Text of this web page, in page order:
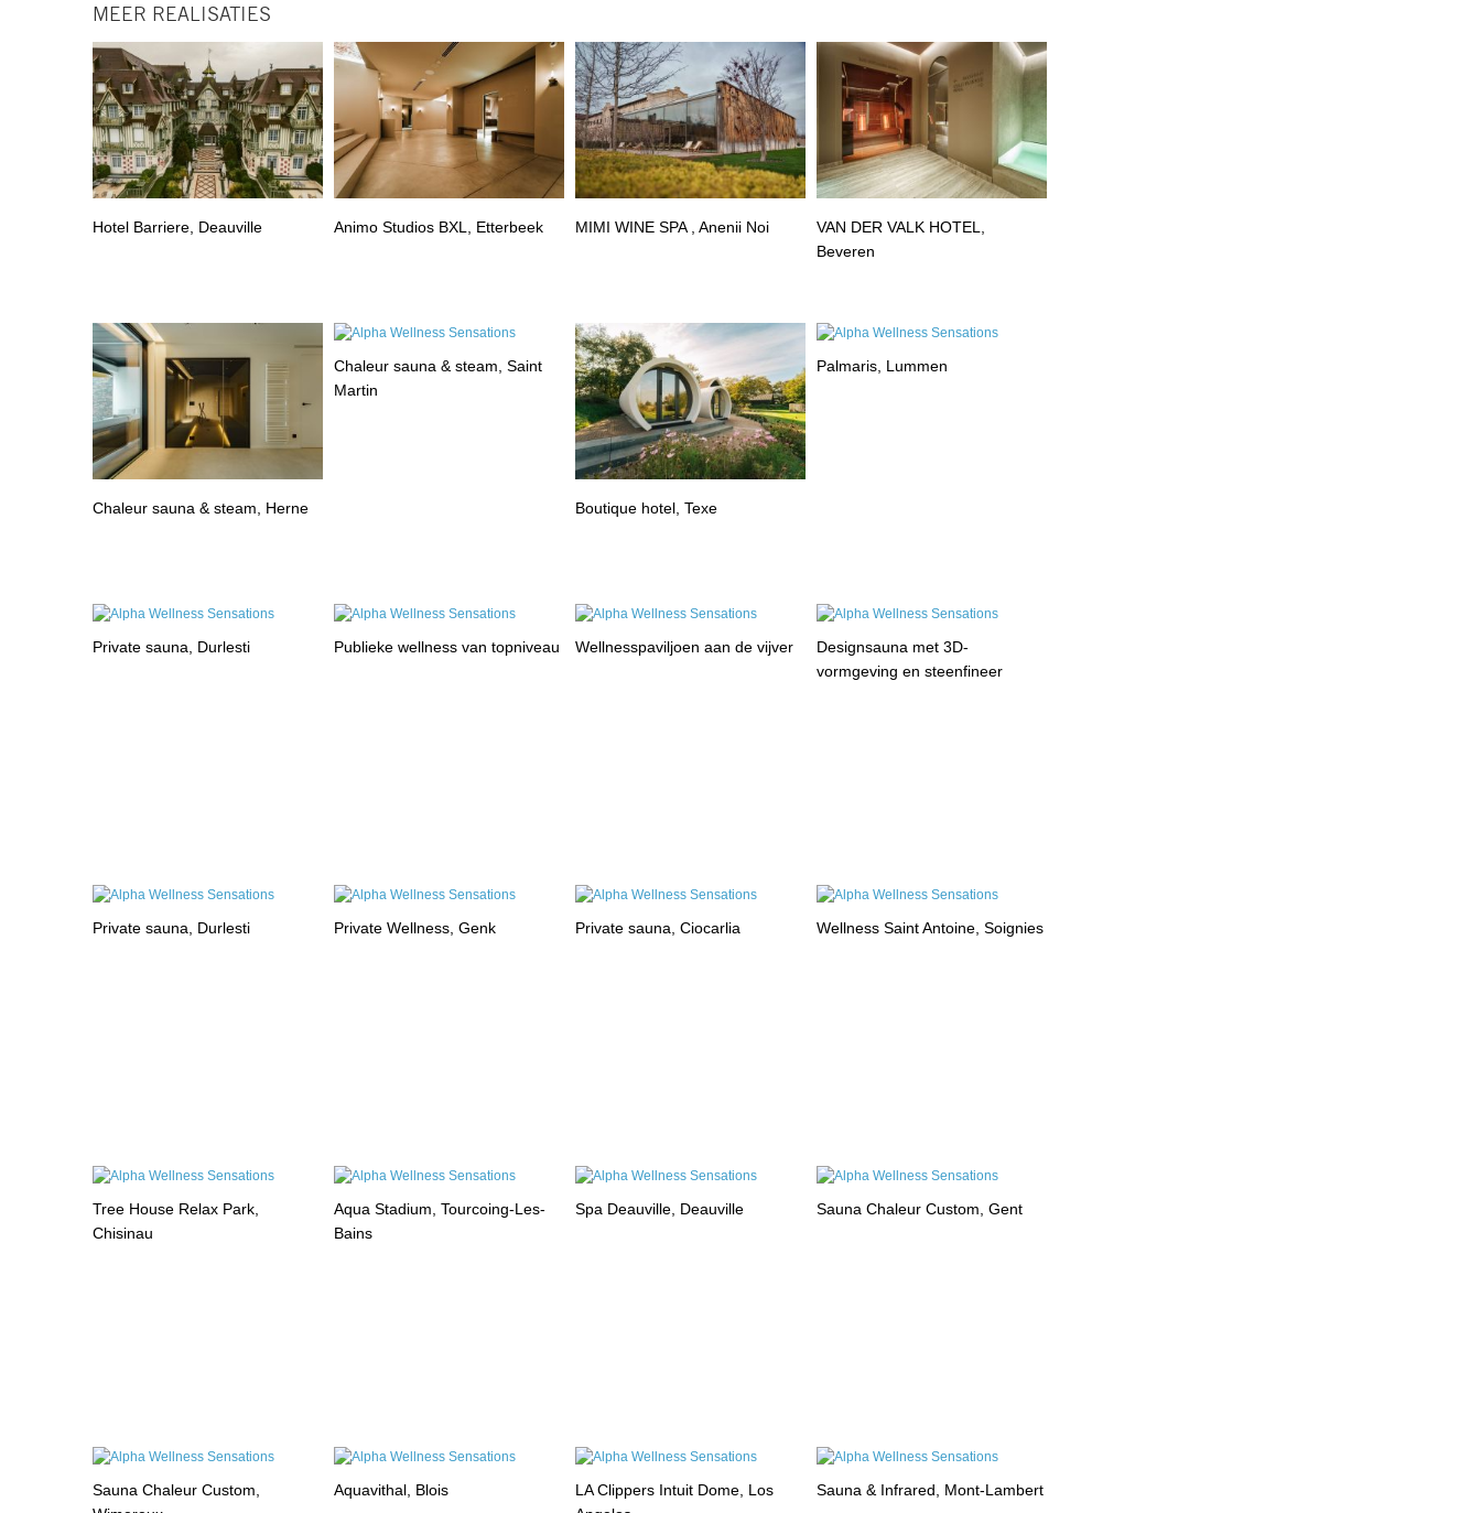
MEER REALISATIES
Hotel Barriere, Deauville Animo Studios BXL, Etterbeek MIMI WINE SPA , Anenii Noi
VAN DER VALK HOTEL,
Beveren
Chaleur sauna & steam, Herne
Chaleur sauna & steam, Saint
Martin
Boutique hotel, Texe
Palmaris, Lummen
Private sauna, Durlesti Publieke wellness van topniveau Wellnesspaviljoen aan de vijver
Designsauna met 3D-
vormgeving en steenfineer
Private sauna, Durlesti Private Wellness, Genk Private sauna, Ciocarlia Wellness Saint Antoine, Soignies
Tree House Relax Park,
Chisinau
Aqua Stadium, Tourcoing-Les-
Bains
Spa Deauville, Deauville Sauna Chaleur Custom, Gent
Sauna Chaleur Custom,
Aquavithal, Blois
LA Clippers Intuit Dome, Los
Sauna & Infrared, Mont-Lambert